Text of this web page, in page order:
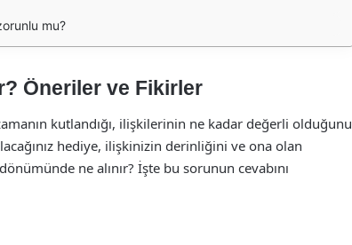
mu?
Öneriler ve Fikirler
kutlandığı, ilişkilerinin ne kadar değerli olduğunu
hediye, ilişkinizin derinliğini ve ona olan
ne alınır? İşte bu sorunun cevabını